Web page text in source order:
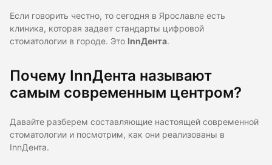
Если говорить честно, то сегодня в Ярославле есть
клиника, которая задает стандарты цифровой
стоматологии в городе. Это InnДента.
Почему InnДента называют
самым современным центром?
Давайте разберем составляющие настоящей современной
стоматологии и посмотрим, как они реализованы в
InnДента.